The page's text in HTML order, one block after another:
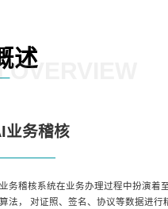
述
业务稽核
务稽核系统在业务办理过程中扮演着
法， 对证照、签名、协议等数据进